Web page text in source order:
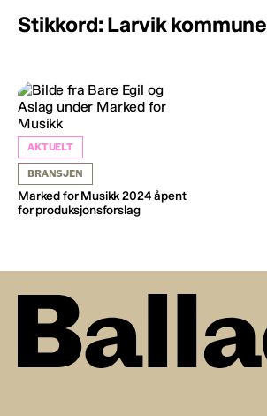
Stikkord: Larvik kommune
AKTUELT
BRANSJEN
Marked for Musikk 2024 åpent
for produksjonsforslag